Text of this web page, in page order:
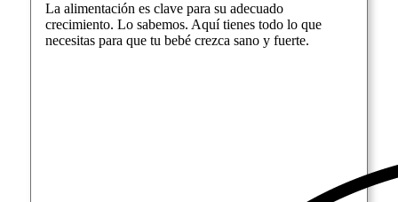
La alimentación es clave para su adecuado
crecimiento. Lo sabemos. Aquí tienes todo lo que
necesitas para que tu bebé crezca sano y fuerte.